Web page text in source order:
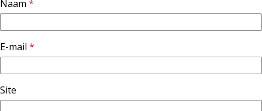
Naam *
E-mail *
Site